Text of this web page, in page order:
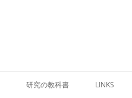
content
研究の教科書 LINKS